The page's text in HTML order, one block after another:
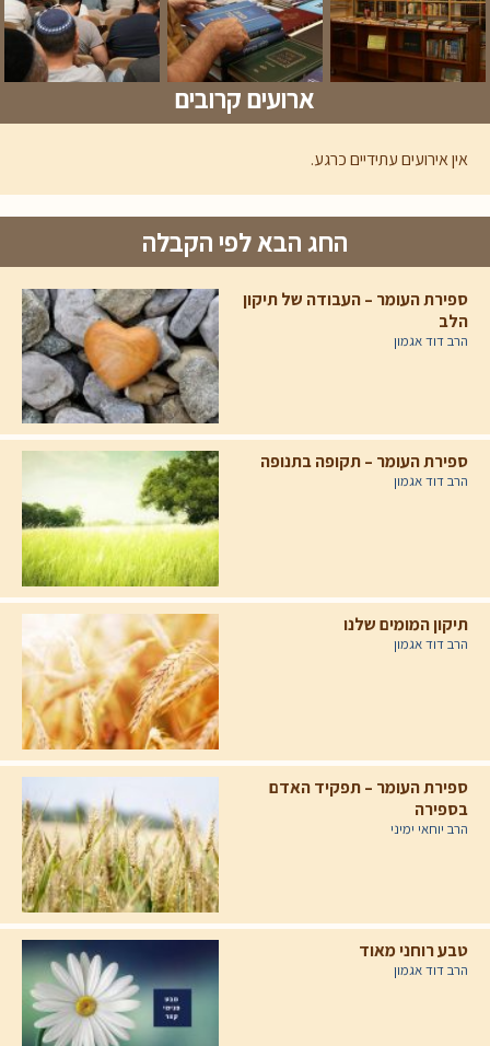
ארועים קרובים
אין אירועים עתידיים כרגע.
החג הבא לפי הקבלה
ספירת העומר – העבודה של תיקון
הלב
הרב דוד אגמון
ספירת העומר – תקופה בתנופה
הרב דוד אגמון
תיקון המומים שלנו
הרב דוד אגמון
ספירת העומר – תפקיד האדם
בספירה
הרב יוחאי ימיני
טבע רוחני מאוד
הרב דוד אגמון